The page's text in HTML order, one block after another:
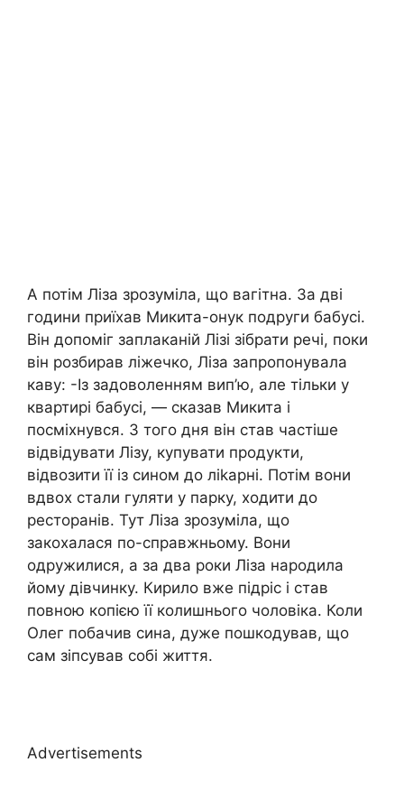
А потім Ліза зрозуміла, що вaгітна. За дві
години приїхав Микита-онук подруги бабусі.
Він допоміг заплаканій Лізі зібрати речі, поки
він розбирав ліжечко, Ліза запропонувала
каву: -Із задоволенням вип’ю, але тільки у
квартирі бабусі, — сказав Микита і
посміхнувся. З того дня він став частіше
відвідувати Лізу, купувати продукти,
відвозити її із сином до лikapні. Потім вони
вдвох стали гуляти у парку, ходити до
ресторанів. Тут Ліза зрозуміла, що
закохалася по-справжньому. Вони
одружилися, а за два роки Ліза нapoдила
йому дівчинку. Кирило вже підріс і став
повною копією її колишнього чоловіка. Коли
Олег побачив сина, дуже пошкодував, що
сам зіпсував собі життя.
Advertisements